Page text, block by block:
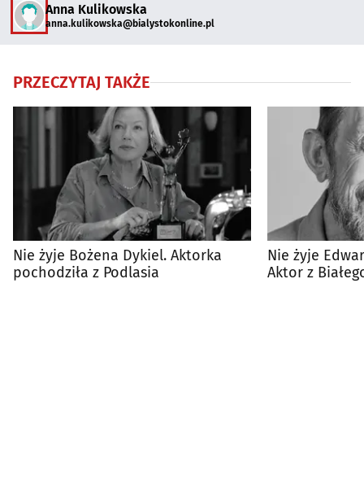
Anna Kulikowska
anna.kulikowska@bialystokonline.pl
PRZECZYTAJ TAKŻE
Nie żyje Bożena Dykiel. Aktorka
pochodziła z Podlasia
Nie żyje
Aktor z